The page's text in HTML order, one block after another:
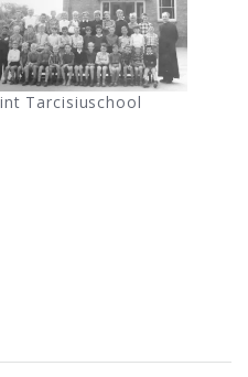
Tarcisiuschool